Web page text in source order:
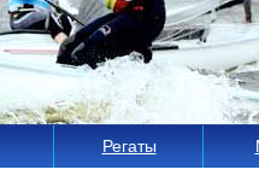
Регаты